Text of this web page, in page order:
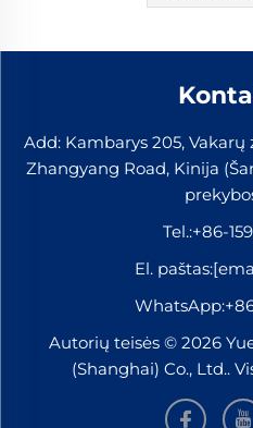
Add: Kambarys 205, Vakarų
Zhangyang Road, Kinija
Tel.:+86-
El. paštas:
WhatsApp:
Autorių teisės © 2026
(Shanghai) Co., Ltd..